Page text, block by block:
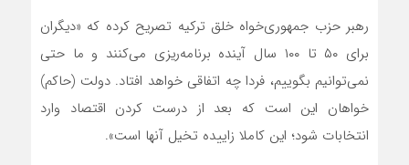
رهبر حزب جمهوری‌خواه خلق ترکیه تصریح کرده که «دیگران
برای ۵۰ تا ۱۰۰ سال آینده برنامه‌ریزی می‌کنند و ما حتی
نمی‌توانیم بگوییم، فردا چه اتفاقی خواهد افتاد. دولت (حاکم)
خواهان این است که بعد از درست کردن اقتصاد وارد
انتخابات شود؛ این کاملا زاییده تخیل آنها است».